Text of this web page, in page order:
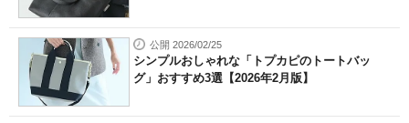
公開 2026/02/25
シンプルおしゃれな「トプカピのトートバッ
グ」おすすめ3選【2026年2月版】